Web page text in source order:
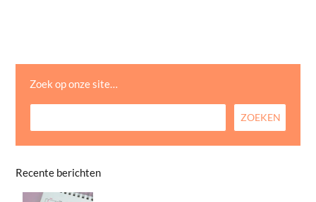
Zoek op onze site…
Recente berichten